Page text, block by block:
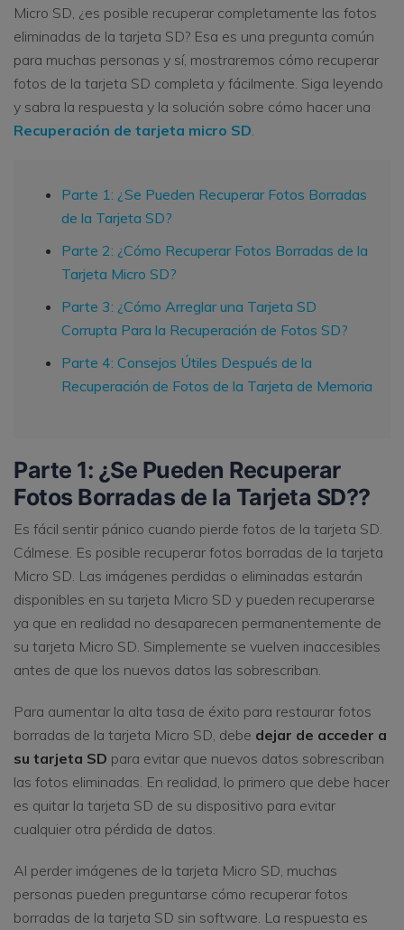
Micro SD, ¿es posible recuperar completamente las fotos
eliminadas de la tarjeta SD? Esa es una pregunta común
para muchas personas y sí, mostraremos cómo recuperar
fotos de la tarjeta SD completa y fácilmente. Siga leyendo
y sabra la respuesta y la solución sobre cómo hacer una
Recuperación de tarjeta micro SD.
Parte 1: ¿Se Pueden Recuperar Fotos Borradas
de la Tarjeta SD?
Parte 2: ¿Cómo Recuperar Fotos Borradas de la
Tarjeta Micro SD?
Parte 3: ¿Cómo Arreglar una Tarjeta SD
Corrupta Para la Recuperación de Fotos SD?
Parte 4: Consejos Útiles Después de la
Recuperación de Fotos de la Tarjeta de Memoria
Parte 1: ¿Se Pueden Recuperar
Fotos Borradas de la Tarjeta SD??
Es fácil sentir pánico cuando pierde fotos de la tarjeta SD.
Cálmese. Es posible recuperar fotos borradas de la tarjeta
Micro SD. Las imágenes perdidas o eliminadas estarán
disponibles en su tarjeta Micro SD y pueden recuperarse
ya que en realidad no desaparecen permanentemente de
su tarjeta Micro SD. Simplemente se vuelven inaccesibles
antes de que los nuevos datos las sobrescriban.
Para aumentar la alta tasa de éxito para restaurar fotos
borradas de la tarjeta Micro SD, debe dejar de acceder a
su tarjeta SD para evitar que nuevos datos sobrescriban
las fotos eliminadas. En realidad, lo primero que debe hacer
es quitar la tarjeta SD de su dispositivo para evitar
cualquier otra pérdida de datos.
Al perder imágenes de la tarjeta Micro SD, muchas
personas pueden preguntarse cómo recuperar fotos
borradas de la tarjeta SD sin software. La respuesta es